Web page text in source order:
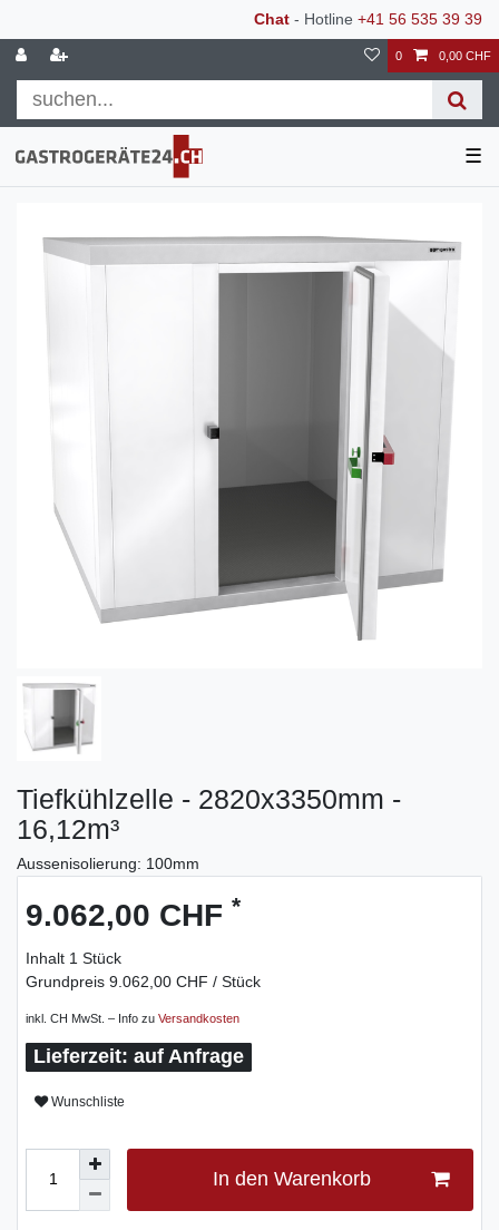
Chat - Hotline +41 56 535 39 39
0 0,00 CHF
☰
Tiefkühlzelle - 2820x3350mm -
16,12m³
Aussenisolierung: 100mm
9.062,00 CHF *
Inhalt 1 Stück
Grundpreis 9.062,00 CHF / Stück
inkl. CH MwSt. – Info zu Versandkosten
auf Anfrage
Wunschliste
In den Warenkorb